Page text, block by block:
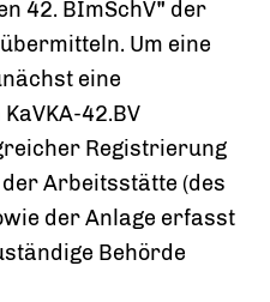
42. BImSchV" der
Um eine
eine
42.BV
Registrierung
Arbeitsstätte (des
der Anlage erfasst
Behörde